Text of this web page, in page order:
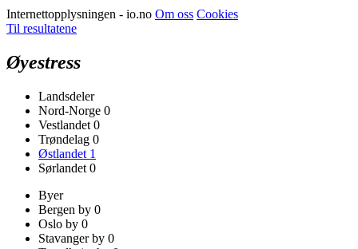
Internettopplysningen - io.no Om oss Cookies
Til resultatene
Øyestress
Landsdeler
Nord-Norge 0
Vestlandet 0
Trøndelag 0
Østlandet 1
Sørlandet 0
Byer
Bergen by 0
Oslo by 0
Stavanger by 0